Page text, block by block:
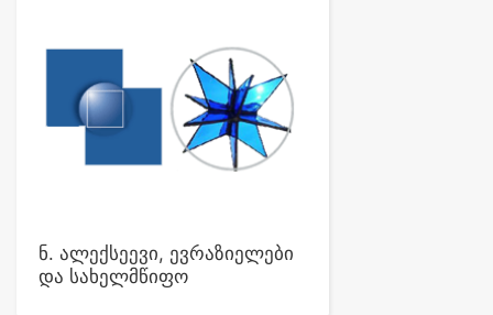
ნ. ალექსეევი, ევრაზიელები
და სახელმწიფო